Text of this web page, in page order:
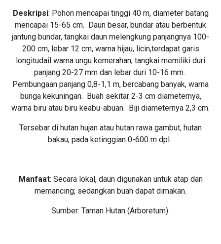
Deskripsi: Pohon mencapai tinggi 40 m, diameter batang
mencapai 15-65 cm. Daun besar, bundar atau berbentuk
jantung bundar, tangkai daun melengkung panjangnya 100-
200 cm, lebar 12 cm, warna hijau, licin,terdapat garis
longitudail warna ungu kemerahan, tangkai memiliki duri
panjang 20-27 mm dan lebar duri 10-16 mm.
Pembungaan panjang 0,8-1,1 m, bercabang banyak, warna
bunga kekuningan. Buah sekitar 2-3 cm diameternya,
warna biru atau biru keabu-abuan. Biji diameternya 2,3 cm.
Tersebar di hutan hujan atau hutan rawa gambut, hutan
bakau, pada ketinggian 0-600 m dpl.
Manfaat: Secara lokal, daun digunakan untuk atap dan
memancing; sedangkan buah dapat dimakan.
Sumber: Taman Hutan (Arboretum).